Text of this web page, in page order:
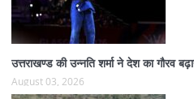
उत्तराखण्ड की उन्नति शर्मा ने देश का गौरव
August 03, 2026